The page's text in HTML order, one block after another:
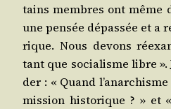
tains membres ont même
une pen­sée dépas­sée et
rique. Nous devons
tant que socia­lisme libre
der : « Quand
mis­sion his­to­rique ? » et